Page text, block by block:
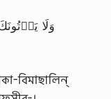
وَلَا
বিমাছালিন্